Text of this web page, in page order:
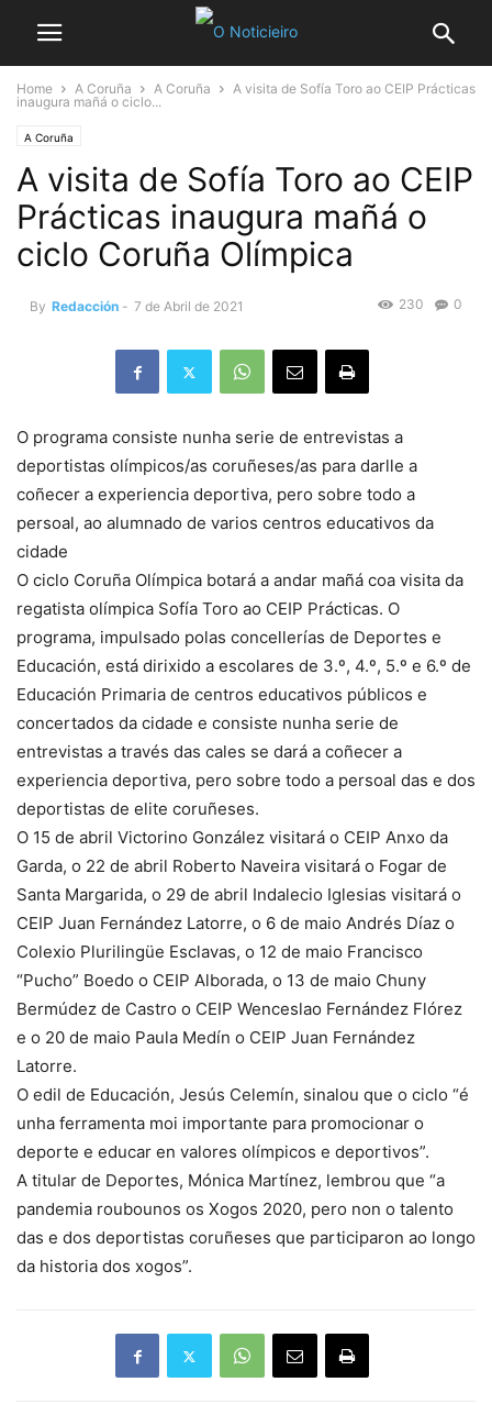
Home A Coruña A Coruña
A visita de Sofía Toro ao CEIP Prácticas
inaugura mañá o ciclo...
A Coruña
A visita de Sofía Toro ao CEIP
Prácticas inaugura mañá o
ciclo Coruña Olímpica
By Redacción - 7 de Abril de 2021 0
230
O programa consiste nunha serie de entrevistas a
deportistas olímpicos/as coruñeses/as para darlle a
coñecer a experiencia deportiva, pero sobre todo a
persoal, ao alumnado de varios centros educativos da
cidade
O ciclo Coruña Olímpica botará a andar mañá coa visita da
regatista olímpica Sofía Toro ao CEIP Prácticas. O
programa, impulsado polas concellerías de Deportes e
Educación, está dirixido a escolares de 3.º, 4.º, 5.º e 6.º de
Educación Primaria de centros educativos públicos e
concertados da cidade e consiste nunha serie de
entrevistas a través das cales se dará a coñecer a
experiencia deportiva, pero sobre todo a persoal das e dos
deportistas de elite coruñeses.
O 15 de abril Victorino González visitará o CEIP Anxo da
Garda, o 22 de abril Roberto Naveira visitará o Fogar de
Santa Margarida, o 29 de abril Indalecio Iglesias visitará o
CEIP Juan Fernández Latorre, o 6 de maio Andrés Díaz o
Colexio Plurilingüe Esclavas, o 12 de maio Francisco
“Pucho” Boedo o CEIP Alborada, o 13 de maio Chuny
Bermúdez de Castro o CEIP Wenceslao Fernández Flórez
e o 20 de maio Paula Medín o CEIP Juan Fernández
Latorre.
O edil de Educación, Jesús Celemín, sinalou que o ciclo “é
unha ferramenta moi importante para promocionar o
deporte e educar en valores olímpicos e deportivos”.
A titular de Deportes, Mónica Martínez, lembrou que “a
pandemia roubounos os Xogos 2020, pero non o talento
das e dos deportistas coruñeses que participaron ao longo
da historia dos xogos”.